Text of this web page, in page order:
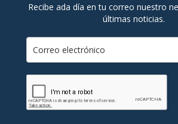
Recibe ada día en tu correo nuestro
últimas noticias.